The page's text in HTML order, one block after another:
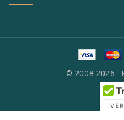
© 2008-2026 -